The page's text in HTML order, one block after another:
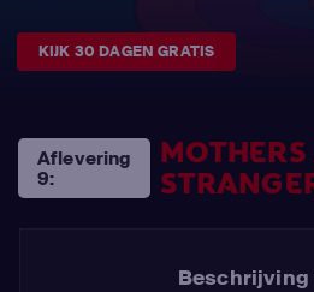
KIJK 30 DAGEN GRATIS
Aflevering
9:
Beschrijving